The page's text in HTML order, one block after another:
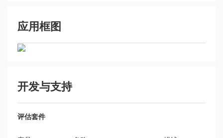
应用框图
开发与支持
评估套件